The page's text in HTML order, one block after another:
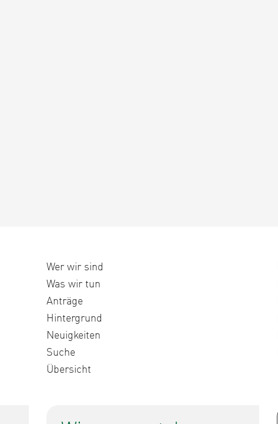
Wer wir sind
Was wir tun
Anträge
Hintergrund
Neuigkeiten
Suche
Übersicht